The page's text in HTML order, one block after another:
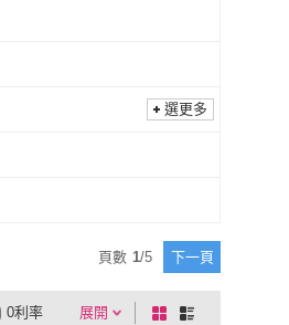
選更多
頁數 1/5 下一頁
展開
0利率
棋